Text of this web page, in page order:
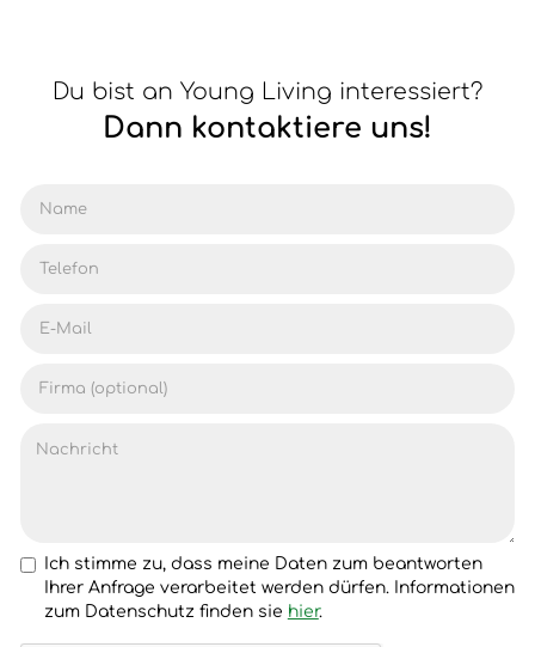
Du bist an Young Living interessiert?
Dann kontaktiere uns!
Ich stimme zu, dass meine Daten zum beantworten
Ihrer Anfrage verarbeitet werden dürfen. Informationen
zum Datenschutz finden sie hier.